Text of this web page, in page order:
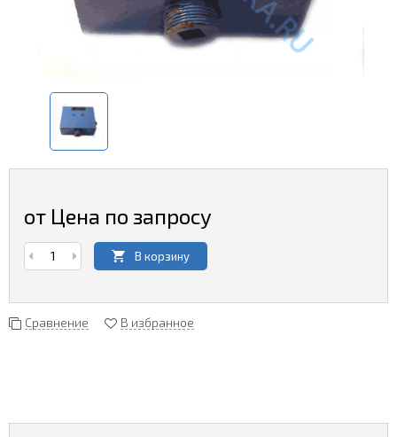
от Цена по запросу
В корзину
Сравнение В избранное